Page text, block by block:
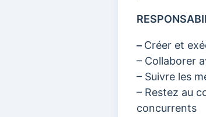
– Créer et
– Collaborer
– Suivre les
– Restez au
concurrents